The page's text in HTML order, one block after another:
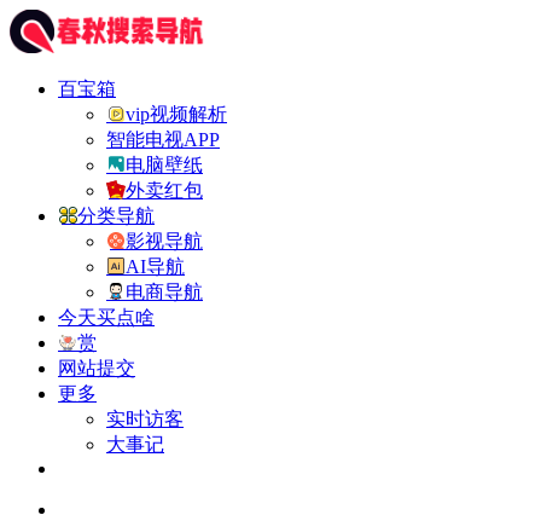
百宝箱
vip视频解析
智能电视APP
电脑壁纸
外卖红包
分类导航
影视导航
AI导航
电商导航
今天买点啥
赏
网站提交
更多
实时访客
大事记